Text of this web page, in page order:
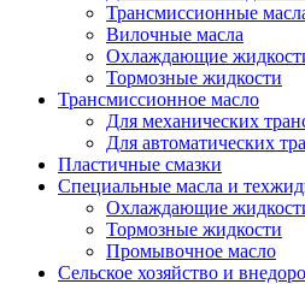
Трансмиссионные
Вилочные масла
Охлаждающие
Тормозные жидкости
Трансмиссионное масло
Для механических
Для автоматических
Пластичные смазки
Специальные масла и
Охлаждающие
Тормозные жидкости
Промывочное масло
Сельское хозяйство и